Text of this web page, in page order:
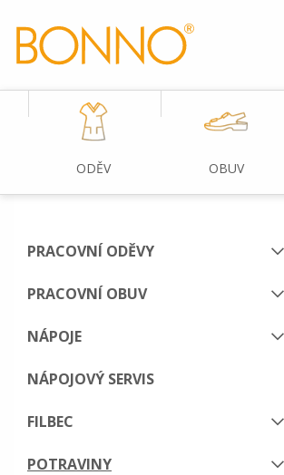
ODĚV OBUV
PRACOVNÍ ODĚVY
PRACOVNÍ OBUV
NÁPOJE
NÁPOJOVÝ SERVIS
FILBEC
POTRAVINY